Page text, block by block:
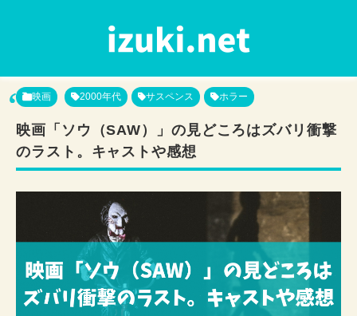
映画 2000年代 サスペンス ホラー
映画「ソウ（SAW）」の見どころはズバリ衝撃
のラスト。キャストや感想